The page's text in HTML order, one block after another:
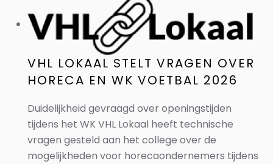
VHL LOKAAL STELT VRAGEN OVER
HORECA EN WK VOETBAL 2026
Duidelijkheid gevraagd over openingstijden
tijdens het WK VHL Lokaal heeft technische
vragen gesteld aan het college over de
mogelijkheden voor horecaondernemers tijdens